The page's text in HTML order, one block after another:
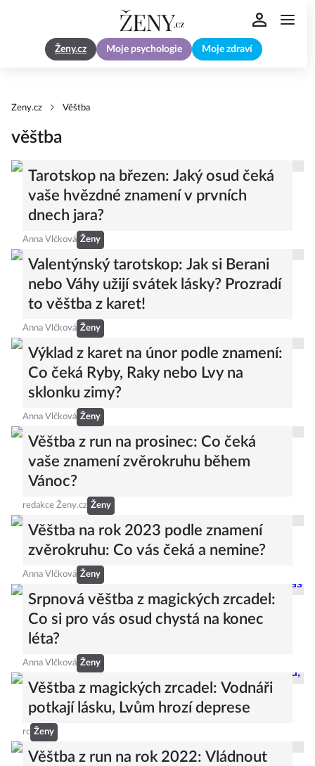
Ženy.cz Moje psychologie Moje zdraví
Zeny.cz Věštba
věštba
Tarotskop na březen: Jaký osud čeká
vaše hvězdné znamení v prvních
dnech jara?
Anna Vlčková Ženy
Valentýnský tarotskop: Jak si Berani
nebo Váhy užijí svátek lásky? Prozradí
to věštba z karet!
Anna Vlčková Ženy
Výklad z karet na únor podle znamení:
Co čeká Ryby, Raky nebo Lvy na
sklonku zimy?
Anna Vlčková Ženy
Věštba z run na prosinec: Co čeká
vaše znamení zvěrokruhu během
Vánoc?
redakce Ženy.cz Ženy
Věštba na rok 2023 podle znamení
zvěrokruhu: Co vás čeká a nemine?
Anna Vlčková Ženy
Srpnová věštba z magických zrcadel:
Co si pro vás osud chystá na konec
léta?
Anna Vlčková Ženy
Věštba z magických zrcadel: Vodnáři
potkají lásku, Lvům hrozí deprese
rc Ženy
Věštba z run na rok 2022: Vládnout